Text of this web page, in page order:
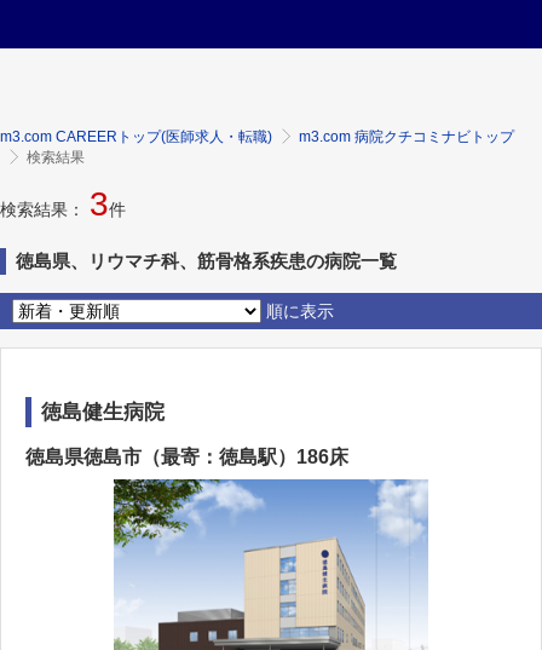
m3.com CAREERトップ(医師求人・転職)
m3.com 病院クチコミナビトップ
検索結果
検索結果： 3件
徳島県、リウマチ科、筋骨格系疾患の病院一覧
順に表示
徳島健生病院
徳島県徳島市（最寄：徳島駅）186床